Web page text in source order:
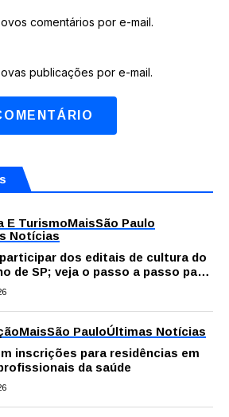
comentários por e-mail.
publicações por e-mail.
E TurismoMaisSão Paulo
Notícias
dos editais de cultura do
de SP; veja o passo a passo para
inscrição
MaisSão PauloÚltimas Notícias
inscrições para residências em
da saúde